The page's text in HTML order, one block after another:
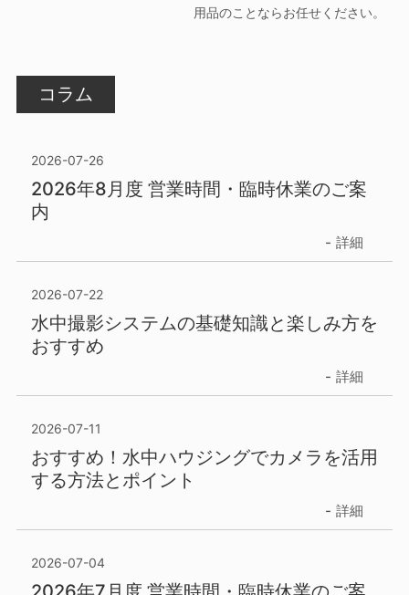
用品のことならお任せください。
コラム
2026-07-26
2026年8月度 営業時間・臨時休業のご案
内
詳細
2026-07-22
水中撮影システムの基礎知識と楽しみ方を
おすすめ
詳細
2026-07-11
おすすめ！水中ハウジングでカメラを活用
する方法とポイント
詳細
2026-07-04